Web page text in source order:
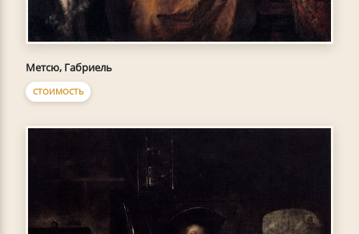
Метсю, Габриель
СТОИМОСТЬ